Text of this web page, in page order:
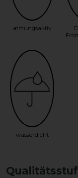
atmungsaktiv
wasserdicht